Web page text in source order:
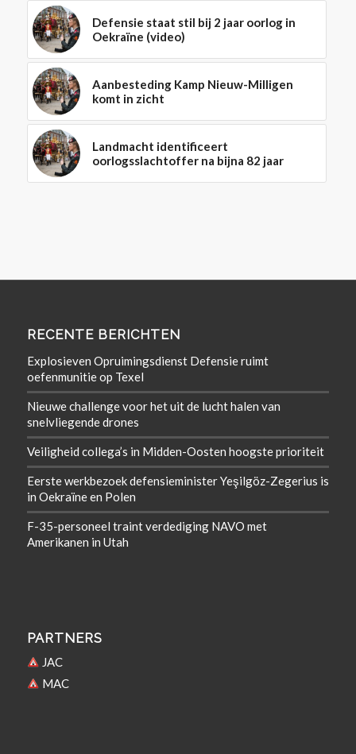
Defensie staat stil bij 2 jaar oorlog in
Oekraïne (video)
Aanbesteding Kamp Nieuw-Milligen
komt in zicht
Landmacht identificeert
oorlogsslachtoffer na bijna 82 jaar
RECENTE BERICHTEN
Explosieven Opruimingsdienst Defensie ruimt
oefenmunitie op Texel
Nieuwe challenge voor het uit de lucht halen van
snelvliegende drones
Veiligheid collega’s in Midden-Oosten hoogste prioriteit
Eerste werkbezoek defensieminister Yeşilgöz-Zegerius is
in Oekraïne en Polen
F-35-personeel traint verdediging NAVO met
Amerikanen in Utah
PARTNERS
JAC
MAC